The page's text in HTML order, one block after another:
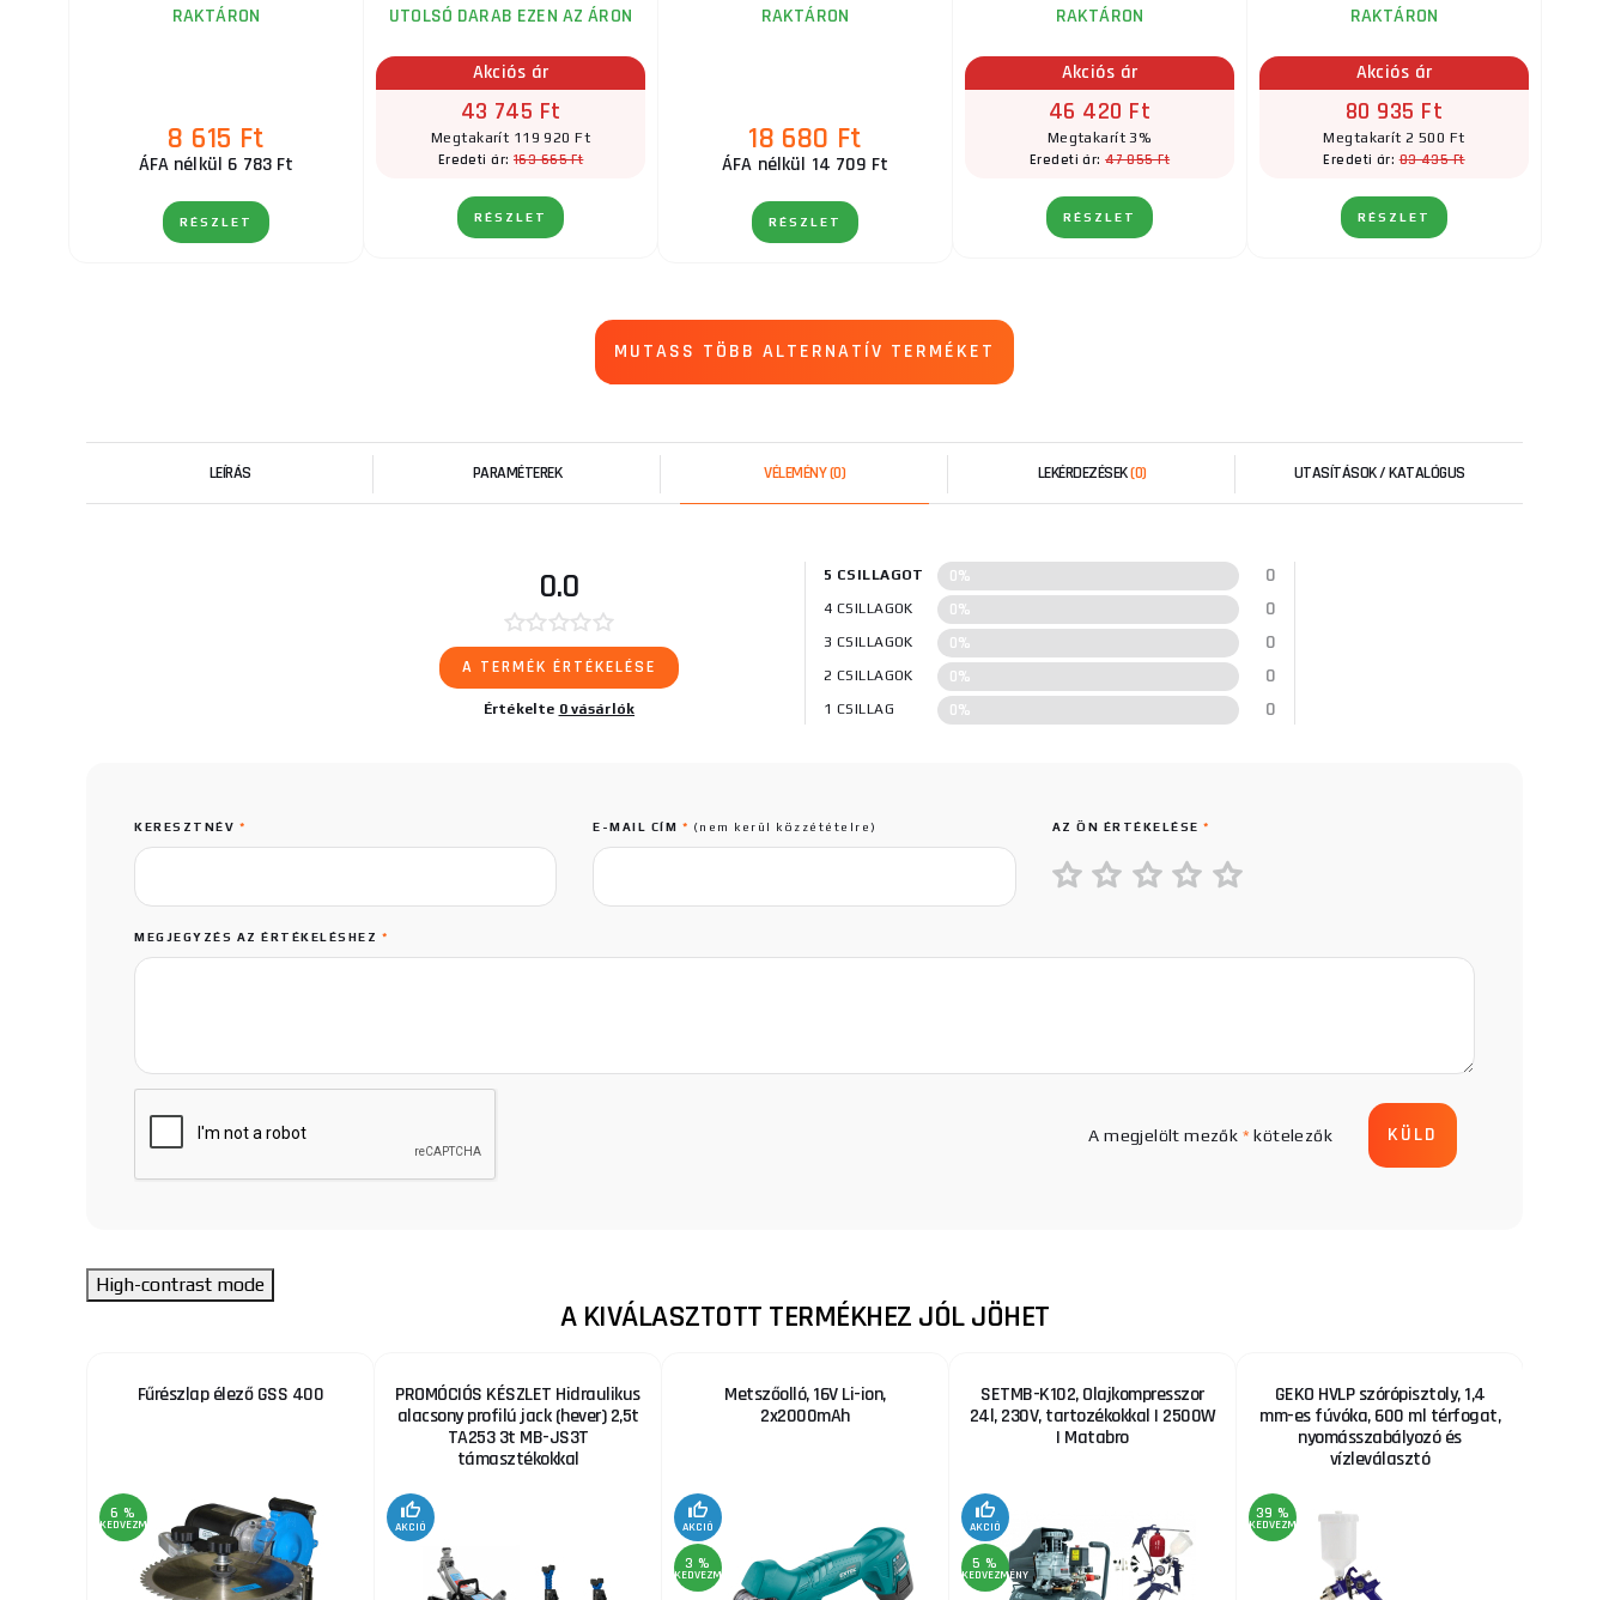
RAKTÁRON
8 615 Ft
ÁFA nélkül 6 783 Ft
RÉSZLET
UTOLSÓ DARAB EZEN AZ ÁRON
Akciós ár
43 745 Ft
Megtakarít 119 920 Ft
Eredeti ár: 163 665 Ft
RÉSZLET
RAKTÁRON
18 680 Ft
ÁFA nélkül 14 709 Ft
RÉSZLET
RAKTÁRON
Akciós ár
46 420 Ft
Megtakarít 3%
Eredeti ár:47 855 Ft
RÉSZLET
RAKTÁRON
Akciós ár
80 935 Ft
Megtakarít 2 500 Ft
Eredeti ár:83 435 Ft
RÉSZLET
MUTASS TÖBB ALTERNATÍV TERMÉKET
LEÍRÁS PARAMÉTEREK VÉLEMÉNY(0) LEKÉRDEZÉSEK(0) UTASÍTÁSOK / KATALÓGUS
0.0
A TERMÉK ÉRTÉKELÉSE
Értékelte 0 vásárlók
5 CSILLAGOT 0% 0
4 CSILLAGOK 0% 0
3 CSILLAGOK 0% 0
2 CSILLAGOK 0% 0
1 CSILLAG 0% 0
KERESZTNÉV * E-MAIL CÍM * (nem kerül közzétételre) AZ ÖN ÉRTÉKELÉSE*
MEGJEGYZÉS AZ ÉRTÉKELÉSHEZ *
A megjelölt mezők * kötelezők
High-contrast mode
A KIVÁLASZTOTT TERMÉKHEZ JÓL JÖHET
Fűrészlap élező GSS 400
6 %
KEDVEZMÉNY
PROMÓCIÓS KÉSZLET Hidraulikus
alacsony profilú jack (hever) 2,5t
TA253 3t MB-JS3T
támasztékokkal
AKCIÓ
Metszőolló, 16V Li-ion,
2x2000mAh
AKCIÓ
3 %
KEDVEZMÉNY
SETMB-K102, Olajkompresszor
24l, 230V, tartozékokkal | 2500W
| Matabro
AKCIÓ
5 %
KEDVEZMÉNY
GEKO HVLP szórópisztoly, 1,4
mm-es fúvóka, 600 ml térfogat,
nyomásszabályozó és
vízleválasztó
39 %
KEDVEZMÉNY